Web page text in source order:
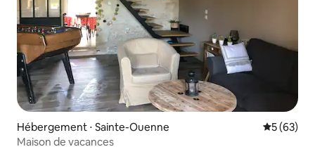
Hébergement ⋅ Sainte-Ouenne
5 (63)
Maison de vacances